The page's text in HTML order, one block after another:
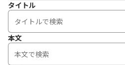
タイトル
本文